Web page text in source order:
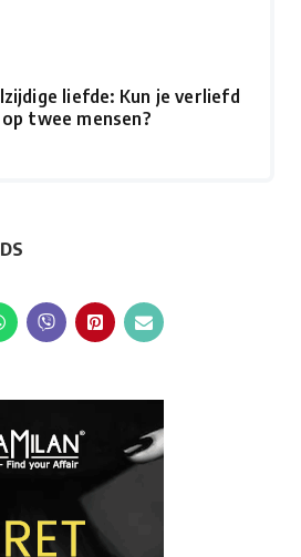
liefde: Kun je verliefd
twee mensen?